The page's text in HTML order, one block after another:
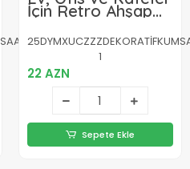
1-
İçin Retro Ahşap
Kum Saati
Dekorasyonu
1
22 AZN
Sepete Ekle